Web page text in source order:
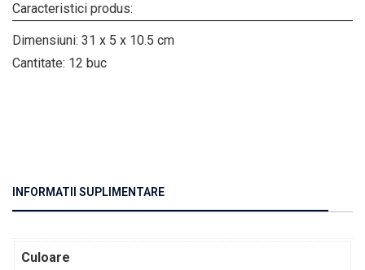
Caracteristici produs:
Dimensiuni: 31 x 5 x 10.5 cm
Cantitate: 12 buc
INFORMATII SUPLIMENTARE
Culoare